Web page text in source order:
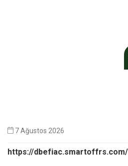
7 Ağustos 2026
https://dbefiac.smartoffrs.com/